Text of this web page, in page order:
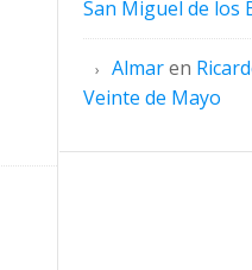
San Miguel de los
Almaren
Veinte de Mayo